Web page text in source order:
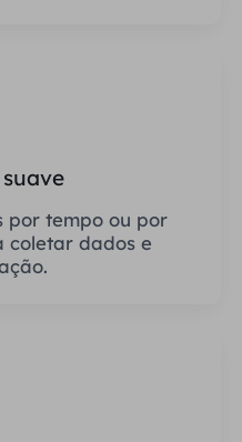
por tempo ou por
coletar dados e